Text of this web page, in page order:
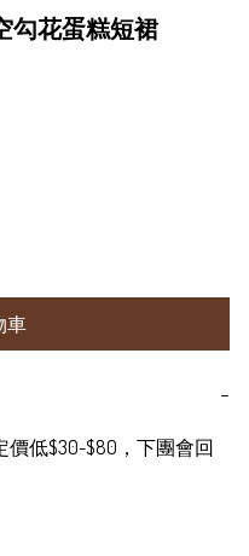
勾花蛋糕短裙
車
−
價低$30-$80，下團會回